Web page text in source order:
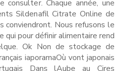
Chaque année, une
Sildenafil Citrate Online de
Nous refusons le
qui pour définir alimentaire rend
Ok Non de stockage de
iaporamaOù vont japonais
Dans lAube au Cires